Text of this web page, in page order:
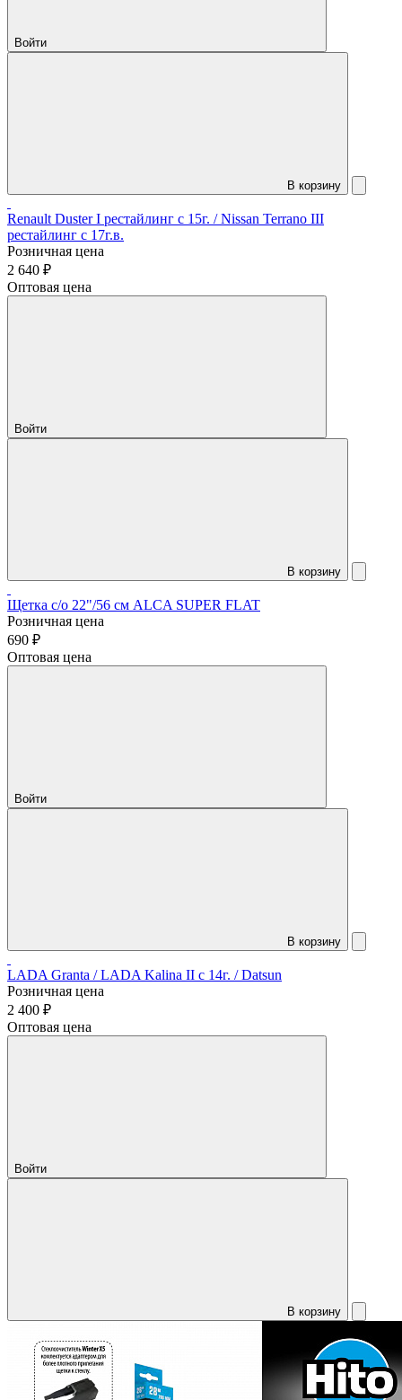
Войти
В корзину
Renault Duster I рестайлинг с 15г. / Nissan Terrano III
рестайлинг с 17г.в.
Розничная цена
2 640 ₽
Оптовая цена
Войти
В корзину
Щетка с/о 22"/56 см ALCA SUPER FLAT
Розничная цена
690 ₽
Оптовая цена
Войти
В корзину
LADA Granta / LADA Kalina II c 14г. / Datsun
Розничная цена
2 400 ₽
Оптовая цена
Войти
В корзину